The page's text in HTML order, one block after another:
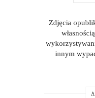
Zdjęcia
innym